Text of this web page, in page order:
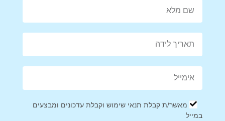
ארנק לאישה במראה ספורטיבי
מאשר/ת קבלת תנאי שימוש וקבלת עדכונים ומבצעים
במייל